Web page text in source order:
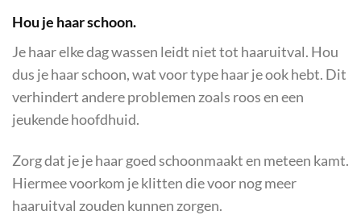
Hou je haar schoon.
Je haar elke dag wassen leidt niet tot haaruitval. Hou
dus je haar schoon, wat voor type haar je ook hebt. Dit
verhindert andere problemen zoals roos en een
jeukende hoofdhuid.
Zorg dat je je haar goed schoonmaakt en meteen kamt.
Hiermee voorkom je klitten die voor nog meer
haaruitval zouden kunnen zorgen.